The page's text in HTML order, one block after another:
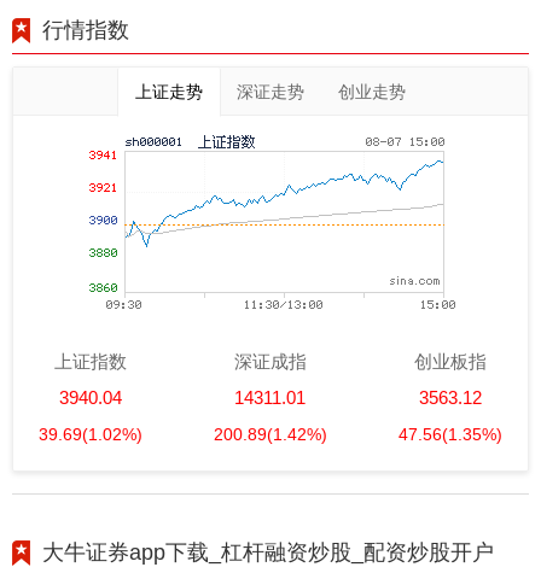
行情指数
上证走势 深证走势 创业走势
上证指数
3940.04
39.69(1.02%)
深证成指
14311.01
200.89(1.42%)
创业板指
3563.12
47.56(1.35%)
大牛证券app下载_杠杆融资炒股_配资炒股开户